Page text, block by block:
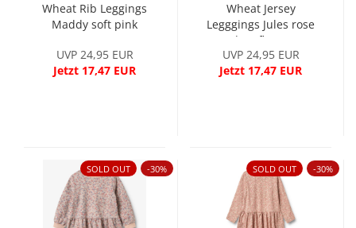
Wheat Rib Leggings
Maddy soft pink
UVP 24,95 EUR
Jetzt 17,47 EUR
Wheat Jersey
Legggings Jules rose
dust flower
UVP 24,95 EUR
Jetzt 17,47 EUR
SOLD OUT -30% SOLD OUT -30%